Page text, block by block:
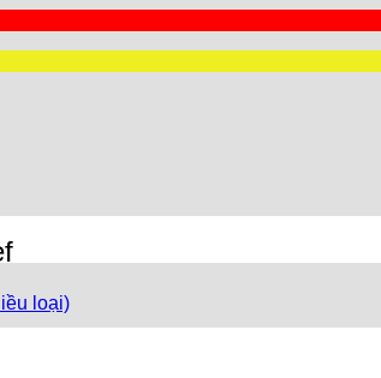
loại)